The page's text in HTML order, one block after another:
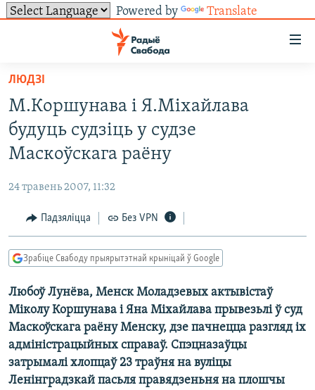
Powered by Translate
ўнівэрсальнага
доступу
Перайсьці
да
галоўнага
зьместу
да
навігацыі
Перайсьці
да
УСЕ НАВІНЫ
ВІДЭА І ФОТА
ПАЛІТЫКА
ЭКАНОМІКА
ПАЛІТВЯЗЬНІ
КУЛЬТУРА
КАЛЯНДАР
ТОЛЬКІ НА СВАБОДЗЕ
ГІСТОРЫЯ НА СВАБОДЗЕ
ПАДКАСТЫ
PREMIUM
МОВА
НА ХВАЛЯХ СВАБОДЫ
СУВЯЗЬ
ПАДЗЯЛІЦЦА ІНФАРМАЦЫЯЙ
RSS
ПАДКАСТЫ
Усе сайты РС/РСЭ
ЛЮДЗІ
М.Коршунава і Я.Міхайлава
будуць судзіць у судзе
Маскоўскага раёну
24 травень 2007, 11:32
Падзяліцца Без VPN
Зрабіце Свабоду прыярытэтнай крыніцай ў Google
Любоў Лунёва, Менск Моладзевых актывістаў
Міколу Коршунава і Яна Міхайлава прывезьлі ў суд
Маскоўскага раёну Менску, дзе пачнецца разгляд іх
адміністрацыйных справаў. Спэцназаўцы
затрымалі хлопцаў 23 траўня на вуліцы
Ленінградзкай пасьля правядзеньня на плошчы